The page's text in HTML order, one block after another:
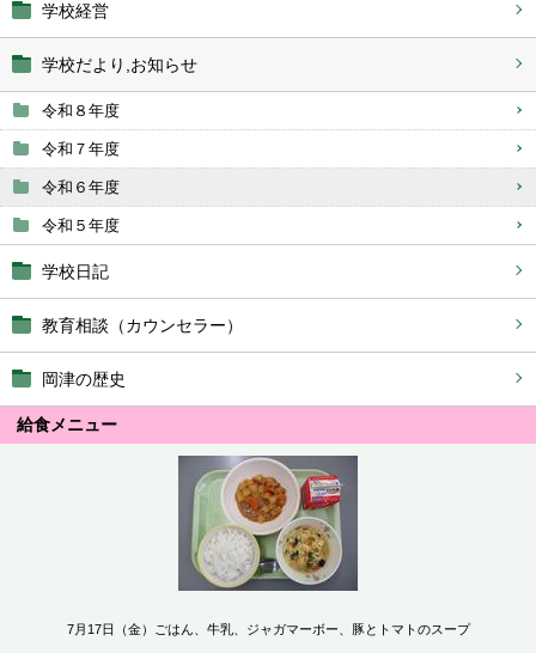
学校経営
学校だより,お知らせ
令和８年度
令和７年度
令和６年度
令和５年度
学校日記
教育相談（カウンセラー）
岡津の歴史
給食メニュー
7月17日（金）ごはん、牛乳、ジャガマーボー、豚とトマトのスープ